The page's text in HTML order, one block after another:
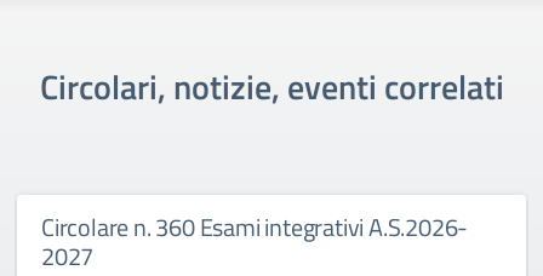
Circolari, notizie, eventi correlati
Circolare n. 360 Esami integrativi A.S.2026-
2027